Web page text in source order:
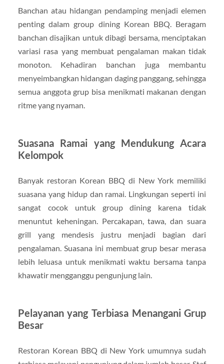
Banchan atau hidangan pendamping menjadi elemen
penting dalam group dining Korean BBQ. Beragam
banchan disajikan untuk dibagi bersama, menciptakan
variasi rasa yang membuat pengalaman makan tidak
monoton. Kehadiran banchan juga membantu
menyeimbangkan hidangan daging panggang, sehingga
semua anggota grup bisa menikmati makanan dengan
ritme yang nyaman.
Suasana Ramai yang Mendukung Acara
Kelompok
Banyak restoran Korean BBQ di New York memiliki
suasana yang hidup dan ramai. Lingkungan seperti ini
sangat cocok untuk group dining karena tidak
menuntut keheningan. Percakapan, tawa, dan suara
grill yang mendesis justru menjadi bagian dari
pengalaman. Suasana ini membuat grup besar merasa
lebih leluasa untuk menikmati waktu bersama tanpa
khawatir mengganggu pengunjung lain.
Pelayanan yang Terbiasa Menangani Grup
Besar
Restoran Korean BBQ di New York umumnya sudah